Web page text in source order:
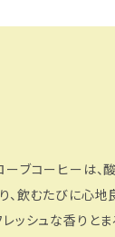
、飲むたびに心
レッシュな香り